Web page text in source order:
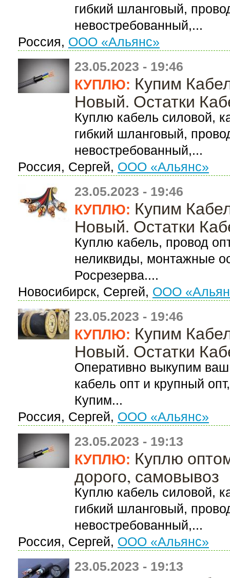
гибкий шланговый,
невостребованный,...
Россия, ООО «Альянс»
23.05.2023 - 19:46
КУПЛЮ: Купим
Новый. Остатки
Куплю кабель силовой,
гибкий шланговый,
невостребованный,...
Россия, Сергей, ООО «Альянс»
23.05.2023 - 19:46
КУПЛЮ: Купим
Новый. Остатки
Куплю кабель, провод
неликвиды, монтажные
Росрезерва....
Новосибирск, Сергей, ООО
23.05.2023 - 19:46
КУПЛЮ: Купим
Новый. Остатки
Оперативно выкупим
кабель опт и крупный
Купим...
Россия, Сергей, ООО «Альянс»
23.05.2023 - 19:13
КУПЛЮ: Куплю
дорого, самовывоз
Куплю кабель силовой,
гибкий шланговый,
невостребованный,...
Россия, Сергей, ООО «Альянс»
23.05.2023 - 19:13